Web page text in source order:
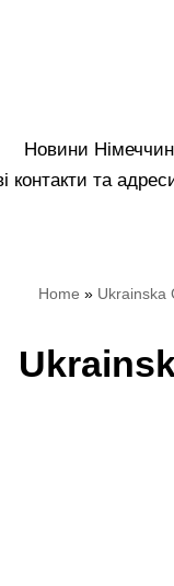
Новини
контакти та
Home » Ukrainska